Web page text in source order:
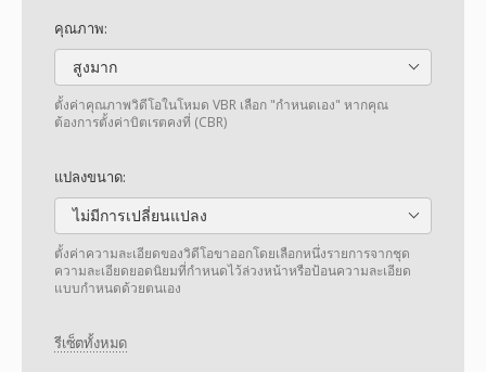
คุณภาพ:
สูงมาก
ตั้งค่าคุณภาพวิดีโอในโหมด VBR เลือก "กำหนดเอง" หากคุณ
ต้องการตั้งค่าบิตเรตคงที่ (CBR)
แปลงขนาด:
ไม่มีการเปลี่ยนแปลง
ตั้งค่าความละเอียดของวิดีโอขาออกโดยเลือกหนึ่งรายการจากชุด
ความละเอียดยอดนิยมที่กำหนดไว้ล่วงหน้าหรือป้อนความละเอียด
แบบกำหนดด้วยตนเอง
รีเซ็ตทั้งหมด